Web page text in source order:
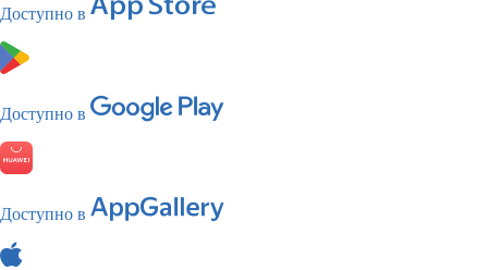
Доступно в
Доступно в
Доступно в